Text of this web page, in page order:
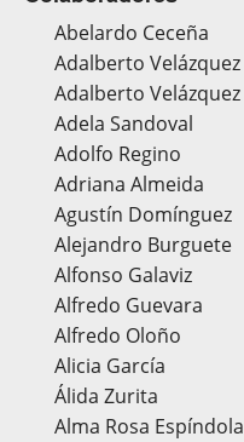
Abelardo Ceceña
Adalberto Velázquez
Adalberto Velázquez
Adela Sandoval
Adolfo Regino
Adriana Almeida
Agustín Domínguez
Alejandro Burguete
Alfonso Galaviz
Alfredo Guevara
Alfredo Oloño
Alicia García
Álida Zurita
Alma Rosa Espíndola